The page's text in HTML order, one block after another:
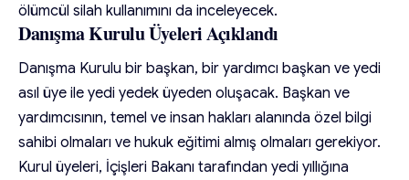
ölümcül silah kullanımını da inceleyecek.
Danışma Kurulu Üyeleri Açıklandı
Danışma Kurulu bir başkan, bir yardımcı başkan ve yedi
asıl üye ile yedi yedek üyeden oluşacak. Başkan ve
yardımcısının, temel ve insan hakları alanında özel bilgi
sahibi olmaları ve hukuk eğitimi almış olmaları gerekiyor.
Kurul üyeleri, İçişleri Bakanı tarafından yedi yıllığına